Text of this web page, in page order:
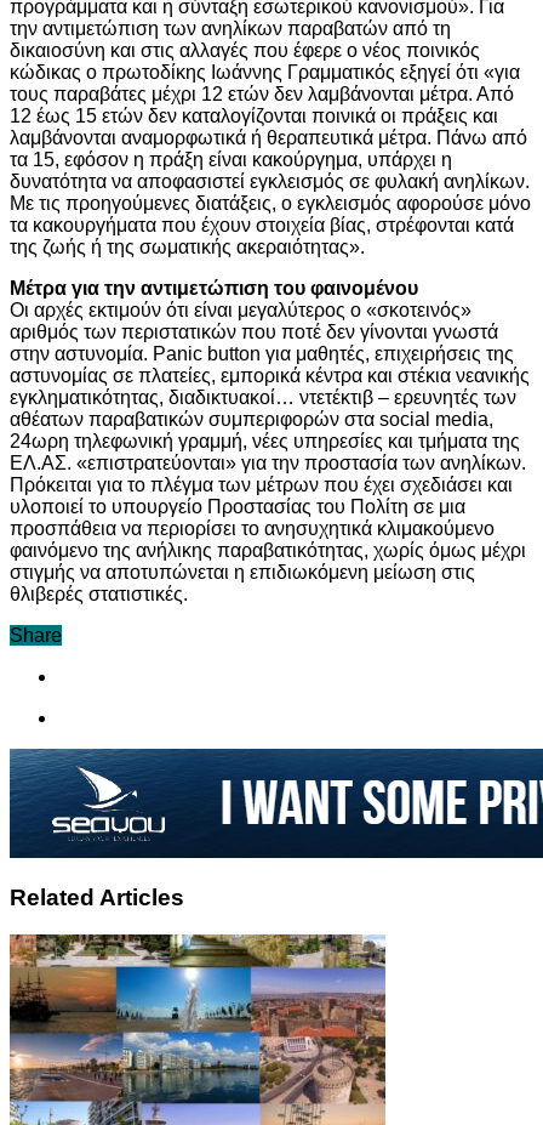
προγράμματα και η σύνταξη εσωτερικού κανονισμού». Για
την αντιμετώπιση των ανηλίκων παραβατών από τη
δικαιοσύνη και στις αλλαγές που έφερε ο νέος ποινικός
κώδικας ο πρωτοδίκης Ιωάννης Γραμματικός εξηγεί ότι «για
τους παραβάτες μέχρι 12 ετών δεν λαμβάνονται μέτρα. Από
12 έως 15 ετών δεν καταλογίζονται ποινικά οι πράξεις και
λαμβάνονται αναμορφωτικά ή θεραπευτικά μέτρα. Πάνω από
τα 15, εφόσον η πράξη είναι κακούργημα, υπάρχει η
δυνατότητα να αποφασιστεί εγκλεισμός σε φυλακή ανηλίκων.
Με τις προηγούμενες διατάξεις, ο εγκλεισμός αφορούσε μόνο
τα κακουργήματα που έχουν στοιχεία βίας, στρέφονται κατά
της ζωής ή της σωματικής ακεραιότητας».
Μέτρα για την αντιμετώπιση του φαινομένου
Οι αρχές εκτιμούν ότι είναι μεγαλύτερος ο «σκοτεινός»
αριθμός των περιστατικών που ποτέ δεν γίνονται γνωστά
στην αστυνομία. Panic button για μαθητές, επιχειρήσεις της
αστυνομίας σε πλατείες, εμπορικά κέντρα και στέκια νεανικής
εγκληματικότητας, διαδικτυακοί… ντετέκτιβ – ερευνητές των
αθέατων παραβατικών συμπεριφορών στα social media,
24ωρη τηλεφωνική γραμμή, νέες υπηρεσίες και τμήματα της
ΕΛ.ΑΣ. «επιστρατεύονται» για την προστασία των ανηλίκων.
Πρόκειται για το πλέγμα των μέτρων που έχει σχεδιάσει και
υλοποιεί το υπουργείο Προστασίας του Πολίτη σε μια
προσπάθεια να περιορίσει το ανησυχητικά κλιμακούμενο
φαινόμενο της ανήλικης παραβατικότητας, χωρίς όμως μέχρι
στιγμής να αποτυπώνεται η επιδιωκόμενη μείωση στις
θλιβερές στατιστικές.
Share
Related Articles